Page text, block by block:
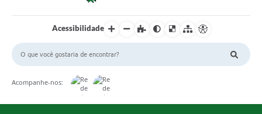
Acessibilidade
Acompanhe-nos: